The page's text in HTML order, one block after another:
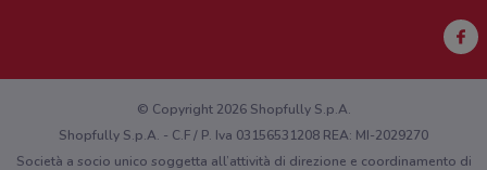
Hai un malfunzionamento sul web o sull'app?
© Copyright 2026 Shopfully S.p.A.
Shopfully S.p.A. - C.F / P. Iva 03156531208 REA: MI-2029270
Società a socio unico soggetta all’attività di direzione e coordinamento di